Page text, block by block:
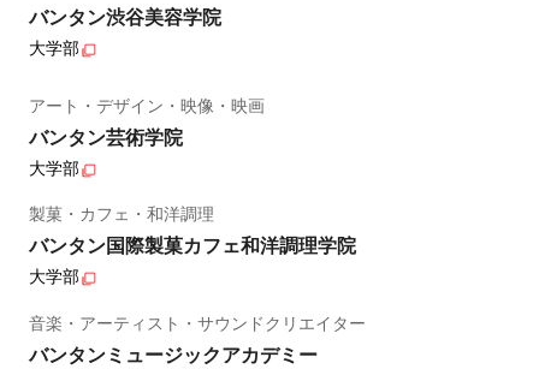
バンタン渋谷美容学院
大学部
アート・デザイン・映像・映画
バンタン芸術学院
大学部
製菓・カフェ・和洋調理
バンタン国際製菓カフェ和洋調理学院
大学部
音楽・アーティスト・サウンドクリエイター
バンタンミュージックアカデミー